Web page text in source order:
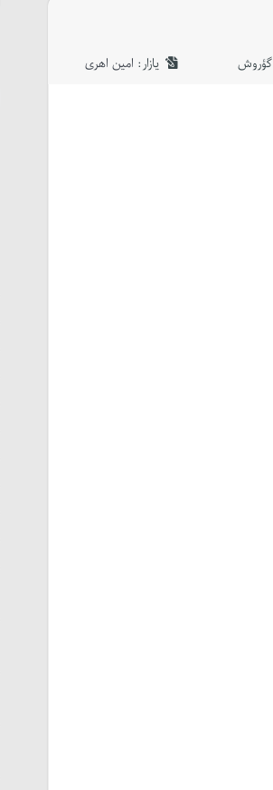
گؤروش یازار:‌ امین اهری